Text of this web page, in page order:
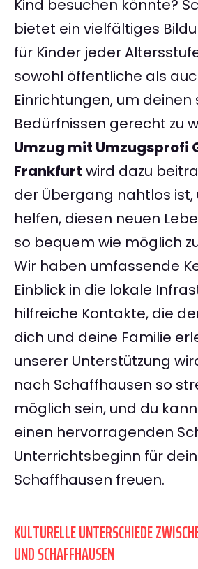
Kind besuchen könnte?
bietet ein vielfältiges
für Kinder jeder
sowohl öffentliche als
Einrichtungen, um deinen
Bedürfnissen gerecht zu
Umzug mit Umzugsprofi
Frankfurt wird dazu
der Übergang nahtlos
helfen, diesen neuen
so bequem wie möglich
Wir haben umfassende
Einblick in die lokale
hilfreiche Kontakte, die
dich und deine Familie
unserer Unterstützung
nach Schaffhausen so
möglich sein, und du
einen hervorragenden
Unterrichtsbeginn für dein
Schaffhausen freuen.
KULTURELLE UNTERSCHIEDE
UND SCHAFFHAUSEN